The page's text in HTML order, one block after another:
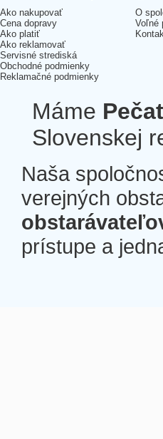
Ako nakupovať
Cena dopravy
Ako platiť
Ako reklamovať
Servisné strediská
Obchodné podmienky
Reklamačné podmienky
O
Voľné
Máme
Slovenskej
Naša
verejných
prístupe a